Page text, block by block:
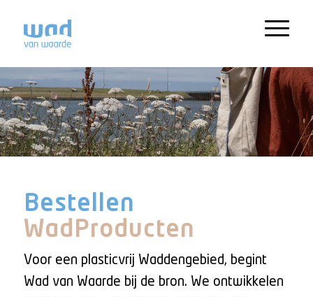
Bestellen
WadProducten
Voor een plasticvrij Waddengebied, begint
Wad van Waarde bij de bron. We ontwikkelen